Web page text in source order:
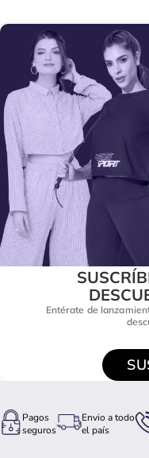
Entérate de
Pagos
seguros
Envio a todo
el país